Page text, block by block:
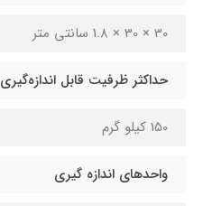
30 × 30 × 1.8 سانتی متر
حداکثر ظرفیت قابل اندازه‌گیری
150 کیلو گرم
واحدهای اندازه گیری